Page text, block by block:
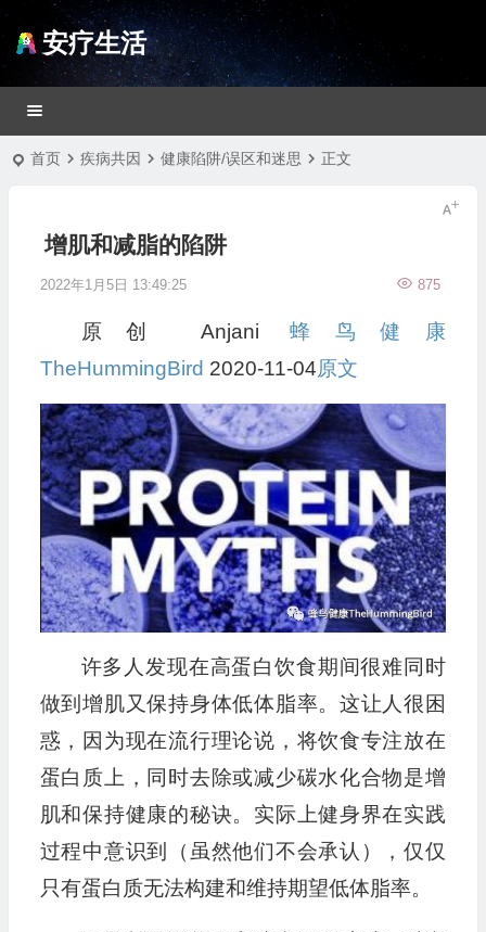
安疗生活
首页 疾病共因 健康陷阱/误区和迷思 正文
增肌和减脂的陷阱
2022年1月5日 13:49:25 875
原创 Anjani蜂鸟健康
TheHummingBird 2020-11-04原文
许多人发现在高蛋白饮食期间很难同时
做到增肌又保持身体低体脂率。这让人很困
惑，因为现在流行理论说，将饮食专注放在
蛋白质上，同时去除或减少碳水化合物是增
肌和保持健康的秘诀。实际上健身界在实践
过程中意识到（虽然他们不会承认），仅仅
只有蛋白质无法构建和维持期望低体脂率。